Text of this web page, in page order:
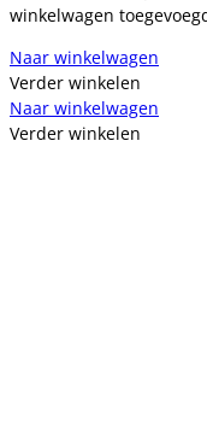
winkelwagen
Naar winkelwagen
Verder winkelen
Naar winkelwagen
Verder winkelen